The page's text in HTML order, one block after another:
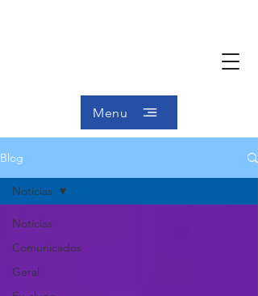
Menu
Blog
Notícias
Comunicados
Geral
Notícias